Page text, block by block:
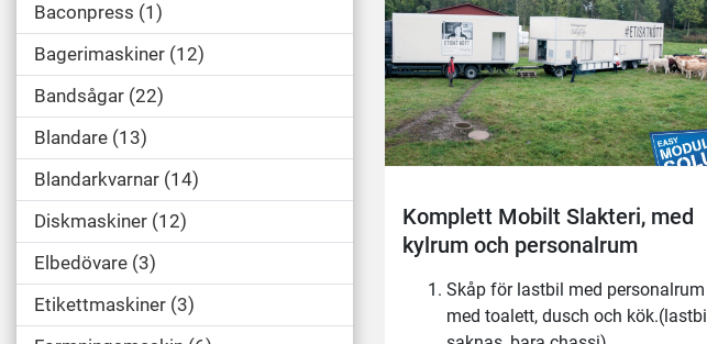
Baconpress 1
Bagerimaskiner 12
Bandsågar 22
Blandare 13
Blandarkvarnar 14
Diskmaskiner 12
Elbedövare 3
Etikettmaskiner 3
Komplett Mobilt Slakteri, med
kylrum och personalrum
Skåp för lastbil med personalrum
med toalett, dusch och kök.(lastbil